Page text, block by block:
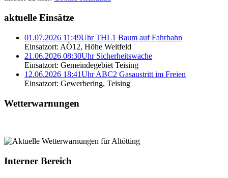
aktuelle Einsätze
01.07.2026 11:49Uhr THL1 Baum auf Fahrbahn
Einsatzort: AÖ12, Höhe Weitfeld
21.06.2026 08:30Uhr Sicherheitswache
Einsatzort: Gemeindegebiet Teising
12.06.2026 18:41Uhr ABC2 Gasaustritt im Freien
Einsatzort: Gewerbering, Teising
Wetterwarnungen
Interner Bereich